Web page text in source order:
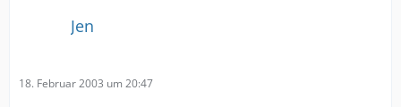
Jen
18. Februar 2003 um 20:47